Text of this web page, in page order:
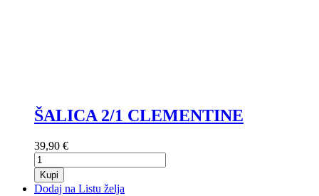
ŠALICA 2/1 CLEMENTINE
39,90 €
Kupi
Dodaj na Listu želja